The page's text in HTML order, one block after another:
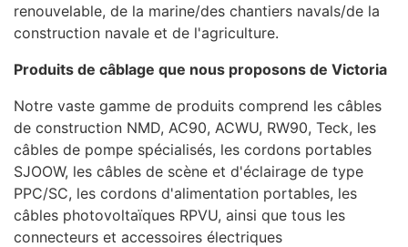
renouvelable, de la marine/des chantiers navals/de la
construction navale et de l'agriculture.
Produits de câblage que nous proposons de Victoria
Notre vaste gamme de produits comprend les câbles
de construction NMD, AC90, ACWU, RW90, Teck, les
câbles de pompe spécialisés, les cordons portables
SJOOW, les câbles de scène et d'éclairage de type
PPC/SC, les cordons d'alimentation portables, les
câbles photovoltaïques RPVU, ainsi que tous les
connecteurs et accessoires électriques